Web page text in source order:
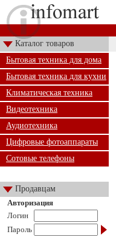
Каталог товаров
Бытовая техника для дома
Бытовая техника для кухни
Климатическая техника
Видеотехника
Аудиотехника
Цифровые фотоаппараты
Сотовые телефоны
Продавцам
Авторизация
Логин
Пароль